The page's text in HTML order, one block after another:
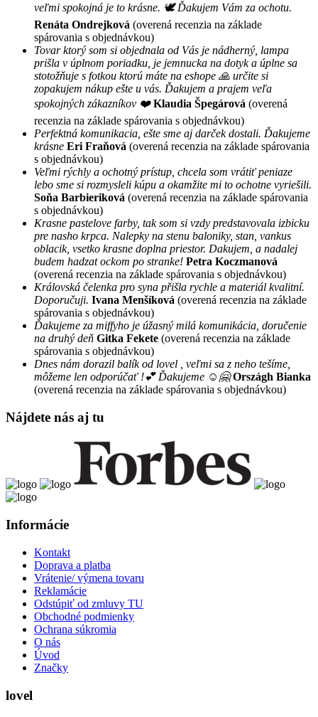
veľmi spokojná je to krásne. 🕊 Ďakujem Vám za ochotu.
Renáta Ondrejková (overená recenzia na základe
spárovania s objednávkou)
Tovar ktorý som si objednala od Vás je nádherný, lampa
prišla v úplnom poriadku, je jemnucka na dotyk a úplne sa
stotožňuje s fotkou ktorú máte na eshope 🙏 určite si
zopakujem nákup ešte u vás. Ďakujem a prajem veľa
spokojných zákazníkov ❤️ Klaudia Špegárová (overená
recenzia na základe spárovania s objednávkou)
Perfektná komunikacia, ešte sme aj darček dostali. Ďakujeme
krásne Eri Fraňová (overená recenzia na základe spárovania
s objednávkou)
Veľmi rýchly a ochotný prístup, chcela som vrátiť peniaze
lebo sme si rozmysleli kúpu a okamžite mi to ochotne vyriešili.
Soňa Barbieriková (overená recenzia na základe spárovania
s objednávkou)
Krasne pastelove farby, tak som si vzdy predstavovala izbicku
pre nasho krpca. Nalepky na stenu baloniky, stan, vankus
oblacik, vsetko krasne doplna priestor. Dakujem, a nadalej
budem hadzat ockom po stranke! Petra Koczmanová
(overená recenzia na základe spárovania s objednávkou)
Královská čelenka pro syna přišla rychle a materiál kvalitní.
Doporučuji. Ivana Menšíková (overená recenzia na základe
spárovania s objednávkou)
Ďakujeme za miffyho je úžasný milá komunikácia, doručenie
na druhý deň Gitka Fekete (overená recenzia na základe
spárovania s objednávkou)
Dnes nám dorazil balík od lovel , veľmi sa z neho tešíme,
môžeme len odporúčať !💕 Ďakujeme ☺️🤗 Országh Bianka
(overená recenzia na základe spárovania s objednávkou)
Nájdete nás aj tu
Informácie
Kontakt
Doprava a platba
Vrátenie/ výmena tovaru
Reklamácie
Odstúpiť od zmluvy TU
Obchodné podmienky
Ochrana súkromia
O nás
Úvod
Značky
lovel